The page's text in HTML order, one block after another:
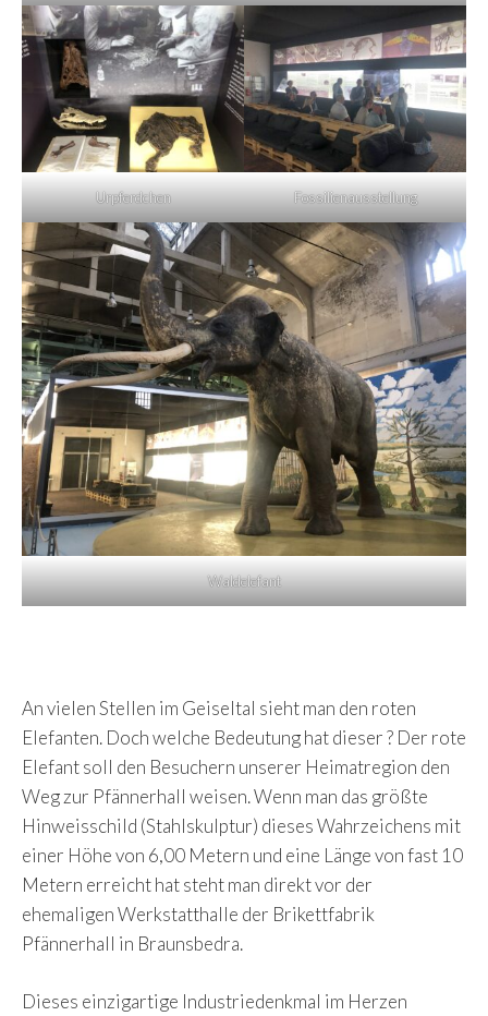
Urpferdchen Fossilienausstellung
Waldelefant
An vielen Stellen im Geiseltal sieht man den roten
Elefanten. Doch welche Bedeutung hat dieser ? Der rote
Elefant soll den Besuchern unserer Heimatregion den
Weg zur Pfännerhall weisen. Wenn man das größte
Hinweisschild (Stahlskulptur) dieses Wahrzeichens mit
einer Höhe von 6,00 Metern und eine Länge von fast 10
Metern erreicht hat steht man direkt vor der
ehemaligen Werkstatthalle der Brikettfabrik
Pfännerhall in Braunsbedra.
Dieses einzigartige Industriedenkmal im Herzen